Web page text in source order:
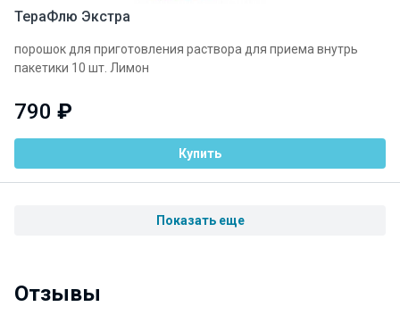
ТераФлю Экстра
порошок для приготовления раствора для приема внутрь
пакетики 10 шт. Лимон
790 ₽
Купить
Показать еще
Отзывы